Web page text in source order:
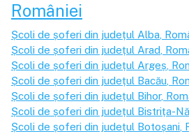
României
Școli de șoferi din județul Alba ,
Școli de șoferi din județul Arad ,
Școli de șoferi din județul Argeș ,
Școli de șoferi din județul Bacău ,
Școli de șoferi din județul Bihor,
Școli de șoferi din județul Bistrița-
Școli de șoferi din județul Botoșani